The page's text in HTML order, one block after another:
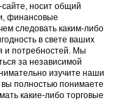
носит общий
финансовые
следовать каким-либо
в свете ваших
и потребностей. Мы
за независимой
изучите наши
вы полностью понимаете
какие-либо торговые